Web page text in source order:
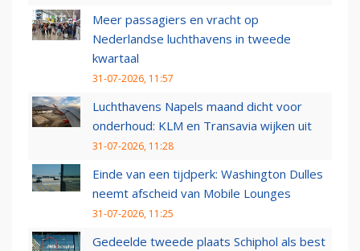
Meer passagiers en vracht op
Nederlandse luchthavens in tweede
kwartaal
31-07-2026, 11:57
Luchthavens Napels maand dicht voor
onderhoud: KLM en Transavia wijken uit
31-07-2026, 11:28
Einde van een tijdperk: Washington Dulles
neemt afscheid van Mobile Lounges
31-07-2026, 11:25
Gedeelde tweede plaats Schiphol als best